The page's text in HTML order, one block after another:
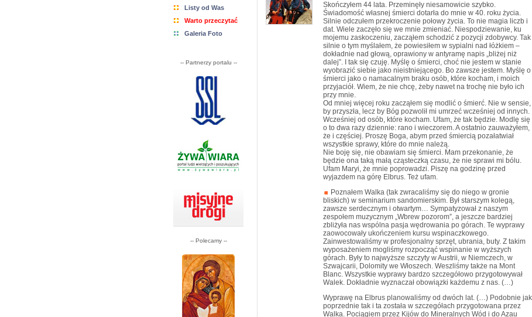
Listy od Was
Warto przeczytać
Galeria Foto
-- Partnerzy portalu --
-- Polecamy --
Skończyłem 44 lata. Przeminęły niesamowicie szybko.
Świadomość własnej śmierci dotarła do mnie w 40. roku życia.
Silnie odczułem przekroczenie połowy życia. To nie magia liczb i
dat. Wiele zaczęło się we mnie zmieniać. Niespodziewanie, ku
mojemu zaskoczeniu, zacząłem schodzić z pozycji zdobywcy. Tak
silnie o tym myślałem, że powiesiłem w sypialni nad łóżkiem –
dokładnie nad głową, oprawiony w antyramę napis „bliżej niż
dalej”. I tak się czuję. Myślę o śmierci, choć nie jestem w stanie
wyobrazić siebie jako nieistniejącego. Bo zawsze jestem. Myślę o
śmierci jako o namacalnym braku osób, które kocham, i moich
przyjaciół. Wiem, że nie chcę, żeby nawet na trochę nie było ich
przy mnie.
Od mniej więcej roku zacząłem się modlić o śmierć. Nie w sensie,
by przyszła, lecz by Bóg pozwolił mi umrzeć wcześniej od innych.
Wcześniej od osób, które kocham. Ufam, że tak będzie. Modlę się
o to dwa razy dziennie: rano i wieczorem. A ostatnio zauważyłem,
że i częściej. Proszę Boga, abym przed śmiercią pozałatwiał
wszystkie sprawy, które do mnie należą.
Nie boję się, nie obawiam się śmierci. Mam przekonanie, że
będzie ona taką małą cząsteczką czasu, że nie sprawi mi bólu.
Ufam Maryi, że mnie poprowadzi. Piszę na godzinę przed
wyjazdem na górę Elbrus. Też ufam.
Poznałem Walka (tak zwracaliśmy się do niego w gronie
bliskich) w seminarium sandomierskim. Był starszym kolegą,
zawsze serdecznym i otwartym… Sympatyzował z naszym
zespołem muzycznym „Wbrew pozorom”, a jeszcze bardziej
zbliżyła nas wspólna pasja wędrowania po górach. Te wyprawy
zaowocowały ukończeniem kursu wspinaczkowego.
Zainwestowaliśmy w profesjonalny sprzęt, ubrania, buty. Z takim
wyposażeniem mogliśmy rozpocząć wspinanie w wyższych
górach. Były to najwyższe szczyty w Austrii, w Niemczech, w
Szwajcarii, Dolomity we Włoszech. Weszliśmy także na Mont
Blanc. Wszystkie wyprawy bardzo szczegółowo przygotowywał
Walek. Dokładnie wyznaczał obowiązki każdemu z nas. (…)
Wyprawę na Elbrus planowaliśmy od dwóch lat. (…) Podobnie jak
poprzednie tak i ta została w szczegółach przygotowana przez
Walka. Pociągiem przez Kijów do Mineralnych Wód i do Azau